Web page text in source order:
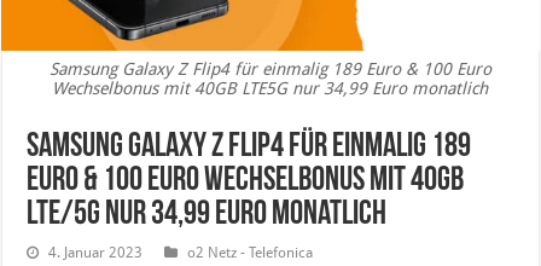
Samsung Galaxy Z Flip4 für einmalig 189 Euro & 100 Euro
Wechselbonus mit 40GB LTE5G nur 34,99 Euro monatlich
Samsung Galaxy Z Flip4 für einmalig 189
Euro & 100 Euro Wechselbonus mit 40GB
LTE/5G nur 34,99 Euro monatlich
4. Januar 2023 o2 Netz - Telefonica